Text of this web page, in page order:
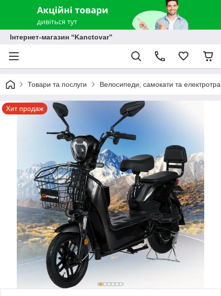
Інтернет-магазин “Kanctovar”
Товари та послуги Велосипеди, самокати та
Хит продаж